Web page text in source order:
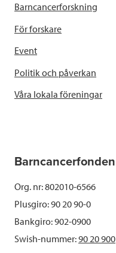
Barncancerforskning
För forskare
Event
Politik och påverkan
Våra lokala föreningar
Barncancerfonden
Org. nr: 802010-6566
Plusgiro: 90 20 90-0
Bankgiro: 902-0900
Swish-nummer:90 20 900